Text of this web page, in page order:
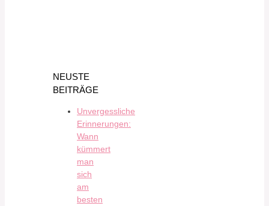
NEUSTE
BEITRÄGE
Unvergessliche
Erinnerungen:
Wann
kümmert
man
sich
am
besten